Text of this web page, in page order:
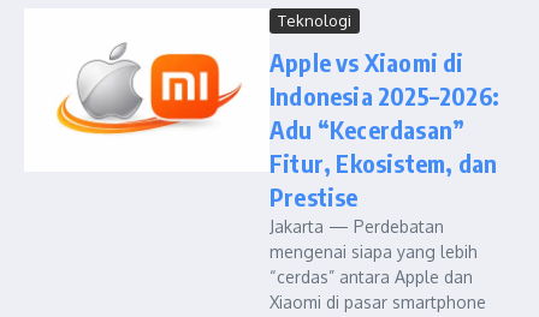
Teknologi
Apple vs Xiaomi di
Indonesia 2025–2026:
Adu “Kecerdasan”
Fitur, Ekosistem, dan
Prestise
Jakarta — Perdebatan
mengenai siapa yang lebih
“cerdas” antara Apple dan
Xiaomi di pasar smartphone